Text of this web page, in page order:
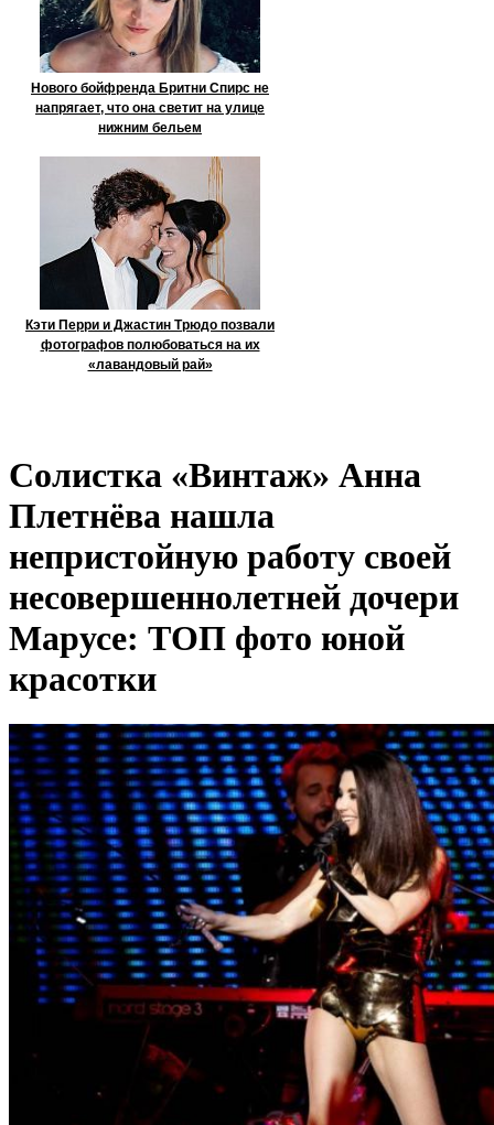
Нового бойфренда Бритни Спирс не
напрягает, что она светит на улице
нижним бельем
Кэти Перри и Джастин Трюдо позвали
фотографов полюбоваться на их
«лавандовый рай»
Солистка «Винтаж» Анна
Плетнёва нашла
непристойную работу своей
несовершеннолетней дочери
Марусе: ТОП фото юной
красотки